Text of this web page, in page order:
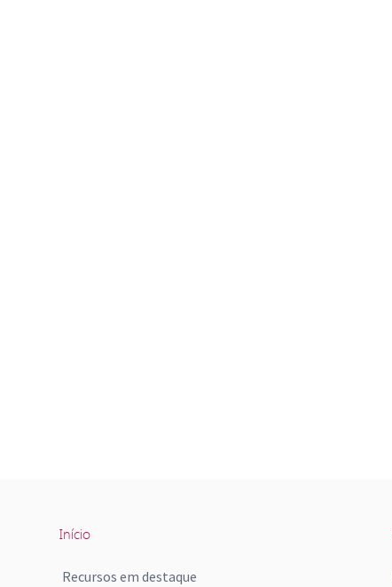
Início
Recursos em destaque